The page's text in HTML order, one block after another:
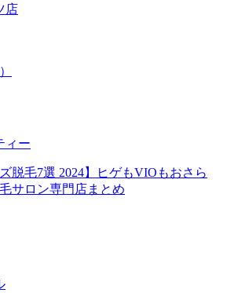
店
ィー
脱毛7選 2024】ヒゲもVIOもおさら
サロン専門店まとめ